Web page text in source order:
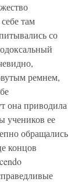
там
со
ремнем,
она приводила
учеников ее
обращались
концов